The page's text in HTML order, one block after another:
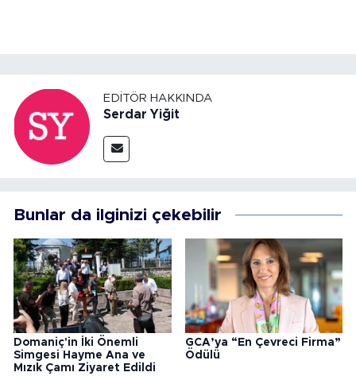
EDITÖR HAKKINDA
Serdar Yiğit
Bunlar da ilginizi çekebilir
Domaniç'in İki Önemli
Simgesi Hayme Ana ve
Mızık Çamı Ziyaret Edildi
GCA’ya “En Çevreci Firma”
Ödülü